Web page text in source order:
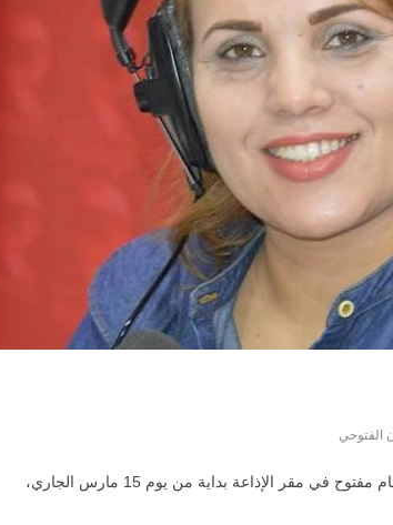
الفتوحي
الإذاعة بداية من يوم 15 مارس الجاري،